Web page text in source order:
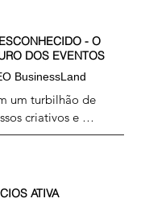
- O
DOS EVENTOS
BusinessLand
um turbilhão de
criativos e
como nunca
com que
A cada dia somos
ATIVA